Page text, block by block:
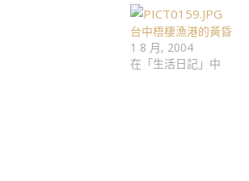
台中梧棲漁港的黃昏
1 8 月, 2004
在「生活日記」中